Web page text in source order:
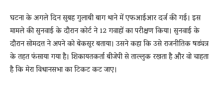
घटना के अगले दिन सुबह गुलाबी बाग थाने में एफआईआर दर्ज की गई। इस
मामले की सुनवाई के दौरान कोर्ट ने 12 गवाहों का परीक्षण किया। सुनवाई के
दौरान सोमदत्त ने अपने को बेकसूर बताया। उसने कहा कि उसे राजनीतिक षड्यंत्र
के तहत फंसाया गया है। शिकायतकर्ता बीजेपी से ताल्लुक रखता है और वो चाहता
है कि मेरा विधानसभा का टिकट कट जाए।